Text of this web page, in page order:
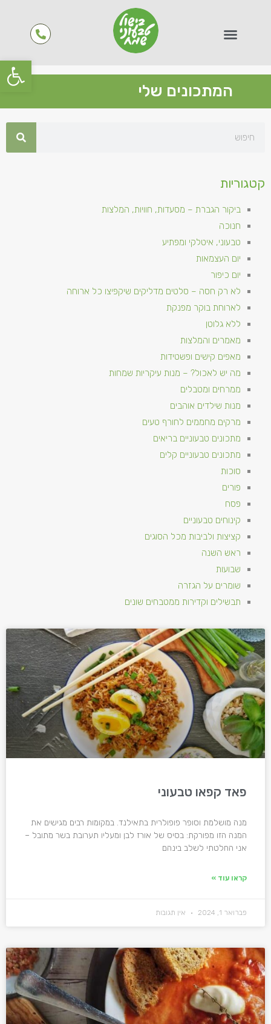
פתח
המתכונים שלי
קטגוריות
ביקור הגברת – מסעדות, חוויות, המלצות
חנוכה
טבעוני, איטלקי ומפתיע
יום העצמאות
יום כיפור
לא רק חסה – סלטים מדליקים שיקפיצו כל ארוחה
לארוחת בוקר מפנקת
ללא גלוטן
מאמרים והמלצות
מאפים קישים ופשטידות
מה יש לאכול? – מנות עיקריות שמחות
ממרחים ומטבלים
מנות שילדים אוהבים
מרקים מחממים לחורף טעים
מתכונים טבעוניים​ בריאים
מתכונים טבעוניים קלים
סוכות
פורים
פסח
קינוחים טבעוניים
קציצות ולביבות מכל הסוגים
ראש השנה
שבועות
שומרים על הגזרה
תבשילים וקדירות ממטבחים שונים
פאד קפאו טבעוני
מנה מושלמת וסופר פופולרית בתאילנד. במקומות רבים מגישים את
המנה הזו מפורקת: בסיס של אורז לבן ומעליו תערובת בשר מתובל –
אני החלטתי לשלב בינהם
קראו עוד »
פברואר 1, 2024 אין תגובות